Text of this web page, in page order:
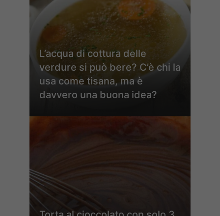
L’acqua di cottura delle
verdure si può bere? C’è chi la
usa come tisana, ma è
davvero una buona idea?